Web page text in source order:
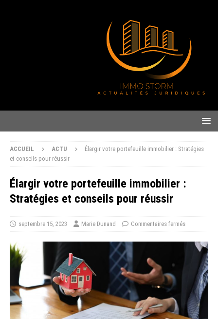
ACCUEIL ACTU
Élargir votre portefeuille immobilier : Stratégies
et conseils pour réussir
Élargir votre portefeuille immobilier :
Stratégies et conseils pour réussir
septembre 15, 2023 Marie Dunand Commentaires fermés